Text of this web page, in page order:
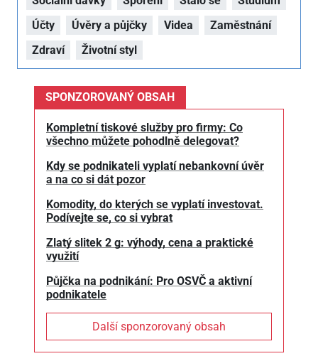
Účty
Úvěry a půjčky Videa
Zaměstnání
Zdraví
Životní styl
SPONZOROVANÝ OBSAH
Kompletní tiskové služby pro firmy: Co
všechno můžete pohodlně delegovat?
Kdy se podnikateli vyplatí nebankovní úvěr
a na co si dát pozor
Komodity, do kterých se vyplatí investovat.
Podívejte se, co si vybrat
Zlatý slitek 2 g: výhody, cena a praktické
využití
Půjčka na podnikání: Pro OSVČ a aktivní
podnikatele
Další sponzorovaný obsah